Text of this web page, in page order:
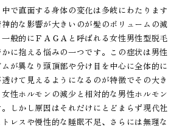
で直面する身体の変化は多岐にわたります
的な影響が大きいのが髪のボリュームの減
般的にＦＡＧＡと呼ばれる女性男性型脱毛
に抱える悩みの一つです。この症状は男性
が異なり頭頂部や分け目を中心に全体的に
けて見えるようになるのが特徴でその大き
性ホルモンの減少と相対的な男性ホルモン
しかし原因はそれだけにとどまらず現代社
レスや慢性的な睡眠不足、さらには無理な